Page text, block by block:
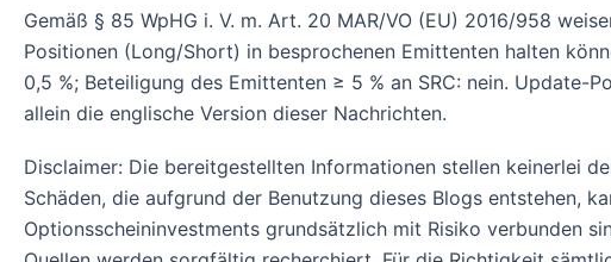
Gemäß § 85 WpHG i. V. m. Art. 20 MAR/VO (EU) 2016/958
Positionen (Long/Short) in besprochenen Emittenten halten
0,5 %; Beteiligung des Emittenten ≥ 5 % an SRC: nein. Update-
allein die englische Version dieser Nachrichten.
Disclaimer: Die bereitgestellten Informationen stellen keinerlei
Schäden, die aufgrund der Benutzung dieses Blogs entstehen,
Optionsscheininvestments grundsätzlich mit Risiko verbunden